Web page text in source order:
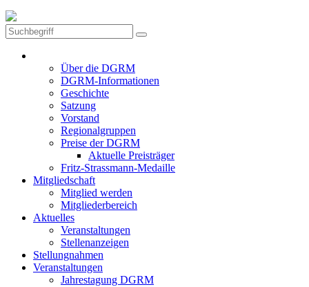
Über die DGRM
DGRM-Informationen
Geschichte
Satzung
Vorstand
Regionalgruppen
Preise der DGRM
Aktuelle Preisträger
Fritz-Strassmann-Medaille
Mitgliedschaft
Mitglied werden
Mitgliederbereich
Aktuelles
Veranstaltungen
Stellenanzeigen
Stellungnahmen
Veranstaltungen
Jahrestagung DGRM